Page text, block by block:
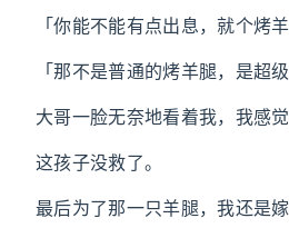
「你能不能有点出息，就个烤
「那不是普通的烤羊腿，是超
大哥一脸无奈地看着我，我感
这孩子没救了。
最后为了那一只羊腿，我还是嫁